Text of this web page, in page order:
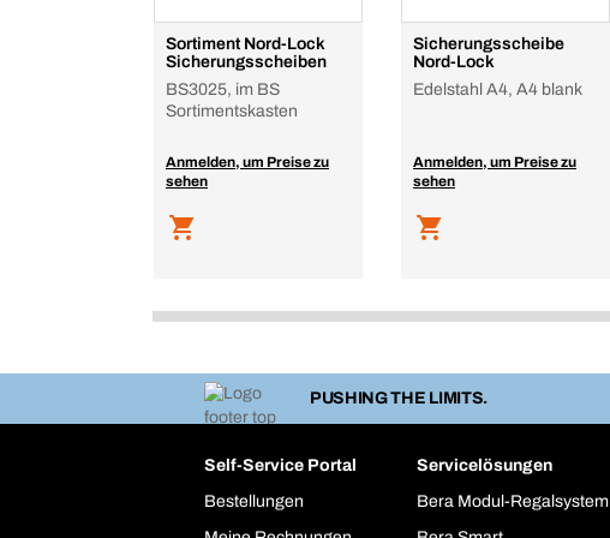
Sortiment Nord-Lock
Sicherungsscheiben
BS3025, im BS
Sortimentskasten
Anmelden, um Preise zu
sehen
Sicherungsscheibe
Nord-Lock
Edelstahl A4, A4 blank
Anmelden, um Preise zu
sehen
PUSHING THE LIMITS.
Self-Service Portal
Bestellungen
Servicelösungen
Bera Modul-Regalsystem